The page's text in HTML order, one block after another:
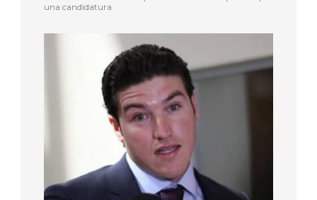
una candidatura